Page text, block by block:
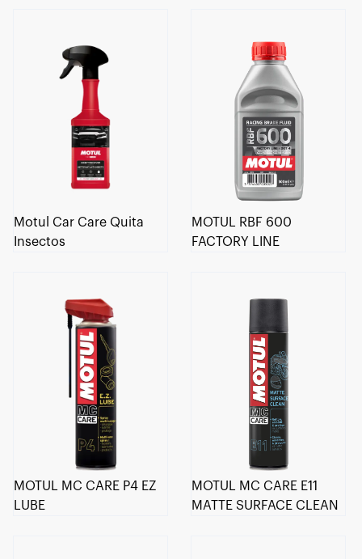
Motul Car Care Quita
Insectos
MOTUL RBF 600
FACTORY LINE
MOTUL MC CARE P4 EZ
LUBE
MOTUL MC CARE E11
MATTE SURFACE CLEAN